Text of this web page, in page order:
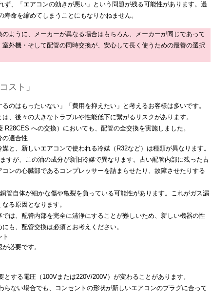
、「エアコンの効きが悪い」という問題が残る可能性があります。 過
命を縮めてしまうことにもなりかねません。
ように、メーカーが異なる場合はもちろん、メーカーが同じであって
外機・そして配管の同時交換が、安心して長く使うための最善の選択
スト」
のはもったいない」「費用を抑えたい」と考えるお客様は多いです。
、後々の大きなトラブルや性能低下に繋がるリスクがあります。
への交換）においても、 配管の全交換を実施しました。
の適合性
と、新しいエアコンで使われる冷媒（R32など）は種類が異なります。
すが、この油の成分が新旧冷媒で異なります。古い配管内部に残った古
ンの心臓部であるコンプレッサーを詰まらせたり、故障させたりする
管自体が細かな傷や亀裂を負っている可能性があります。これがガス漏
る原因となります。
は、配管内部を完全に清浄にすることが難しいため、新しい機器の性
も、配管交換は必須とお考えください。
必要です。
とする電圧（100Vまたは220V/200V） が変わることがあります。
らない場合でも、コンセントの形状が新しいエアコンのプラグに合って